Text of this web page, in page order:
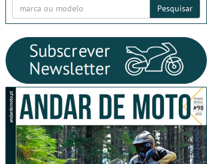
Pesquisar